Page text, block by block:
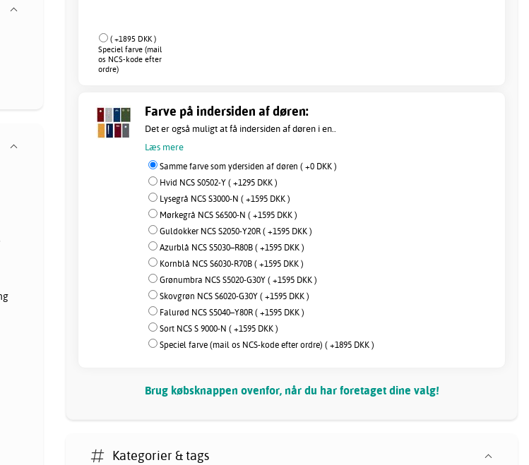
( +1895 DKK )
Speciel farve (mail
os NCS-kode efter
ordre)
Farve på indersiden af døren:
Det er også muligt at få indersiden af døren i en..
Læs mere
Samme farve som ydersiden af døren ( +0 DKK )
Hvid NCS S0502-Y ( +1295 DKK )
Lysegrå NCS S3000-N ( +1595 DKK )
Mørkegrå NCS S6500-N ( +1595 DKK )
Guldokker NCS S2050-Y20R ( +1595 DKK )
Azurblå NCS S5030–R80B ( +1595 DKK )
Kornblå NCS S6030-R70B ( +1595 DKK )
Grønumbra NCS S5020-G30Y ( +1595 DKK )
Skovgrøn NCS S6020-G30Y ( +1595 DKK )
Falurød NCS S5040–Y80R ( +1595 DKK )
Sort NCS S 9000-N ( +1595 DKK )
Speciel farve (mail os NCS-kode efter ordre) ( +1895 DKK )
Brug købsknappen ovenfor, når du har foretaget dine valg!
Kategorier & tags